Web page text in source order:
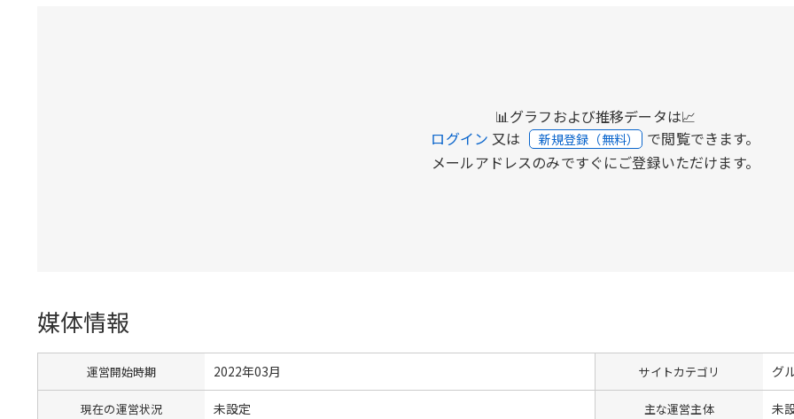
📊グラフおよび推移データは📈
ログイン 又は 新規登録（無料） で閲覧できます。
メールアドレスのみですぐにご登録いただけます。
媒体情報
運営開始時期 2022年03月 サイトカテゴリ グ
現在の運営状況 未設定 主な運営主体 未